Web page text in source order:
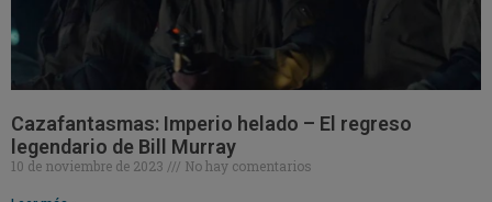
Cazafantasmas: Imperio helado – El regreso
legendario de Bill Murray
10 de noviembre de 2023 No hay comentarios